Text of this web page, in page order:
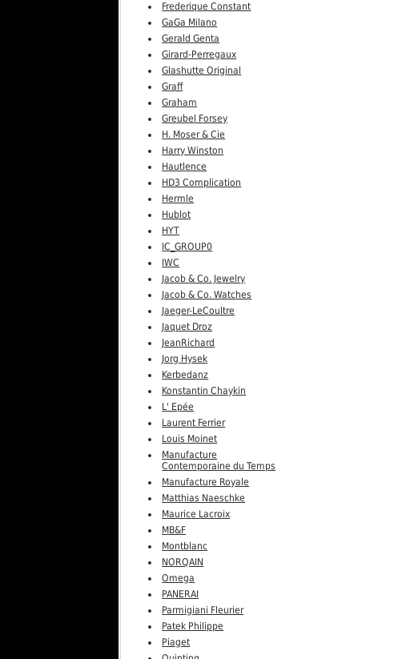
Frederique Constant
GaGa Milano
Gerald Genta
Girard-Perregaux
Glashutte Original
Graff
Graham
Greubel Forsey
H. Moser & Cie
Harry Winston
Hautlence
HD3 Complication
Hermle
Hublot
HYT
IC_GROUP0
IWC
Jacob & Co. Jewelry
Jacob & Co. Watches
Jaeger-LeCoultre
Jaquet Droz
JeanRichard
Jorg Hysek
Kerbedanz
Konstantin Chaykin
L' Epée
Laurent Ferrier
Louis Moinet
Manufacture
Contemporaine du Temps
Manufacture Royale
Matthias Naeschke
Maurice Lacroix
MB&F
Montblanc
NORQAIN
Omega
PANERAI
Parmigiani Fleurier
Patek Philippe
Piaget